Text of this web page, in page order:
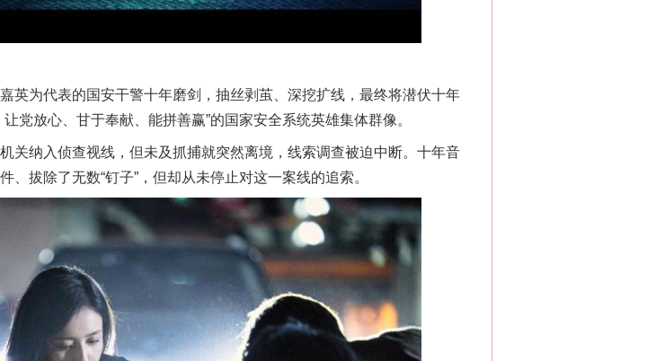
为代表的国安干警十年磨剑，抽丝剥茧、深挖扩线，最终将潜伏十年
党放心、甘于奉献、能拼善赢”的国家安全系统英雄集体群像。
纳入侦查视线，但未及抓捕就突然离境，线索调查被迫中断。十年音
拔除了无数“钉子”，但却从未停止对这一案线的追索。